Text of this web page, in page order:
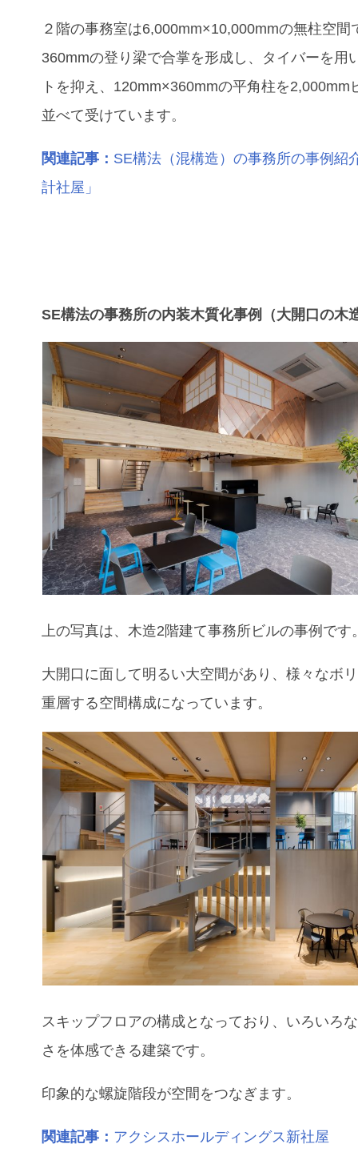
２階の事務室は6,000mm×10,000mmの無柱空間
360mmの登り梁で合掌を形成し、タイバーを用
トを抑え、120mm×360mmの平角柱を2,000mm
並べて受けています。
関連記事： SE構法（混構造）の事務所の事例紹
計社屋」
SE構法の事務所の内装木質化事例（大開口の木
上の写真は、木造2階建て事務所ビルの事例です
大開口に面して明るい大空間があり、様々なボ
重層する空間構成になっています。
スキップフロアの構成となっており、いろいろ
さを体感できる建築です。
印象的な螺旋階段が空間をつなぎます。
関連記事： アクシスホールディングス新社屋